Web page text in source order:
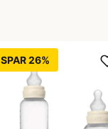
SPAR 26%